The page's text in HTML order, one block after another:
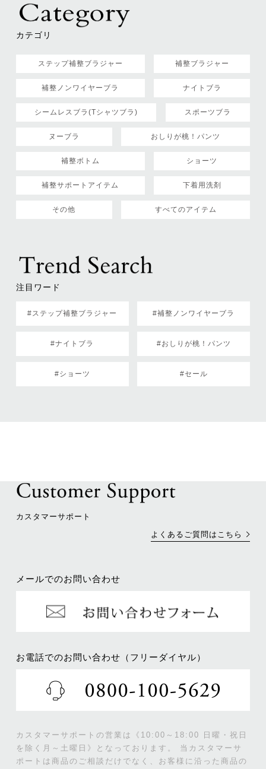
カテゴリ
ステップ補整ブラジャー 補整ブラジャー
補整ノンワイヤーブラ ナイトブラ
シームレスブラ(Tシャツブラ) スポーツブラ
ヌーブラ おしりが桃！パンツ
補整ボトム ショーツ
補整サポートアイテム 下着用洗剤
その他 すべてのアイテム
注目ワード
#ステップ補整ブラジャー #補整ノンワイヤーブラ
#ナイトブラ #おしりが桃！パンツ
#ショーツ #セール
カスタマーサポート
よくあるご質問はこちら
メールでのお問い合わせ
お電話でのお問い合わせ（フリーダイヤル）
カスタマーサポートの営業は《10:00～18:00 日曜・祝日
を除く月～土曜日》となっております。
当カスタマーサ
ポートは商品のご相談だけでなく、お客様に沿った商品の